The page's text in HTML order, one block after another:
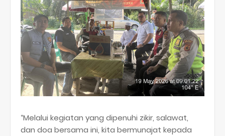
“Melalui kegiatan yang dipenuhi zikir, salawat,
dan doa bersama ini, kita bermunajat kepada